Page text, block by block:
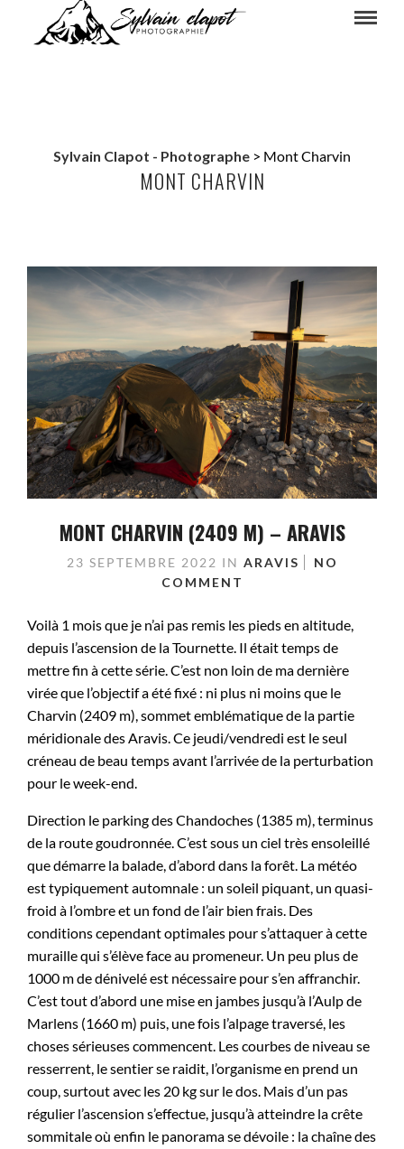
Sylvain Clapot - Photographe > Mont Charvin
MONT CHARVIN
MONT CHARVIN (2409 M) – ARAVIS
23 SEPTEMBRE 2022 IN ARAVIS
NO
COMMENT
Voilà 1 mois que je n’ai pas remis les pieds en altitude,
depuis l’ascension de la Tournette. Il était temps de
mettre fin à cette série. C’est non loin de ma dernière
virée que l’objectif a été fixé : ni plus ni moins que le
Charvin (2409 m), sommet emblématique de la partie
méridionale des Aravis. Ce jeudi/vendredi est le seul
créneau de beau temps avant l’arrivée de la perturbation
pour le week-end.
Direction le parking des Chandoches (1385 m), terminus
de la route goudronnée. C’est sous un ciel très ensoleillé
que démarre la balade, d’abord dans la forêt. La météo
est typiquement automnale : un soleil piquant, un quasi-
froid à l’ombre et un fond de l’air bien frais. Des
conditions cependant optimales pour s’attaquer à cette
muraille qui s’élève face au promeneur. Un peu plus de
1000 m de dénivelé est nécessaire pour s’en affranchir.
C’est tout d’abord une mise en jambes jusqu’à l’Aulp de
Marlens (1660 m) puis, une fois l’alpage traversé, les
choses sérieuses commencent. Les courbes de niveau se
resserrent, le sentier se raidit, l’organisme en prend un
coup, surtout avec les 20 kg sur le dos. Mais d’un pas
régulier l’ascension s’effectue, jusqu’à atteindre la crête
sommitale où enfin le panorama se dévoile : la chaîne des